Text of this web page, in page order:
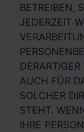
BETREIBEN,
JEDERZEIT
AUCH FÜR
SOLCHER
STEHT.
IHRE